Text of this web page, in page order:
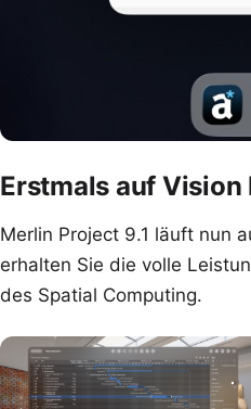
Erstmals auf Vision
Merlin Project 9.1 läuft nun
erhalten Sie die volle
des Spatial Computing.